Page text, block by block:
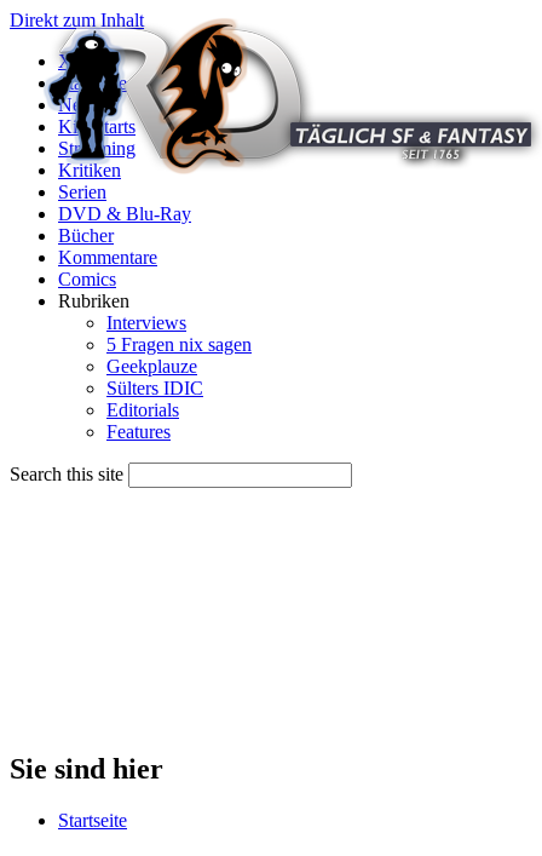
Direkt zum Inhalt
X
Startseite
News
Kinostarts
Streaming
Kritiken
Serien
DVD & Blu-Ray
Bücher
Kommentare
Comics
Rubriken
Interviews
5 Fragen nix sagen
Geekplauze
Sülters IDIC
Editorials
Features
Search this site
Sie sind hier
Startseite